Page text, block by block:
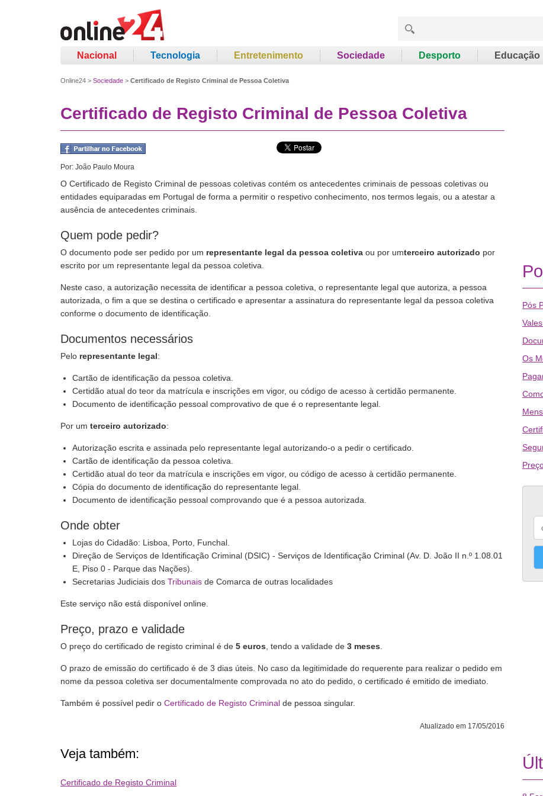
Nacional Tecnologia Entretenimento Sociedade Desporto Educação
Online24 > Sociedade > Certificado de Registo Criminal de Pessoa Coletiva
Certificado de Registo Criminal de Pessoa Coletiva
Por: João Paulo Moura
O Certificado de Registo Criminal de pessoas coletivas contém os antecedentes criminais de pessoas coletivas ou
entidades equiparadas em Portugal de forma a permitir o respetivo conhecimento, nos termos legais, ou a atestar a
ausência de antecedentes criminais.
Quem pode pedir?
O documento pode ser pedido por um representante legal da pessoa coletiva ou por umterceiro autorizado por
escrito por um representante legal da pessoa coletiva.
Neste caso, a autorização necessita de identificar a pessoa coletiva, o representante legal que autoriza, a pessoa
autorizada, o fim a que se destina o certificado e apresentar a assinatura do representante legal da pessoa coletiva
conforme o documento de identificação.
Documentos necessários
Pelo representante legal:
Cartão de identificação da pessoa coletiva.
Certidão atual do teor da matrícula e inscrições em vigor, ou código de acesso à certidão permanente.
Documento de identificação pessoal comprovativo de que é o representante legal.
Por um terceiro autorizado:
Autorização escrita e assinada pelo representante legal autorizando-o a pedir o certificado.
Cartão de identificação da pessoa coletiva.
Certidão atual do teor da matrícula e inscrições em vigor, ou código de acesso à certidão permanente.
Cópia do documento de identificação do representante legal.
Documento de identificação pessoal comprovando que é a pessoa autorizada.
Onde obter
Lojas do Cidadão: Lisboa, Porto, Funchal.
Direção de Serviços de Identificação Criminal (DSIC) - Serviços de Identificação Criminal (Av. D. João II n.º 1.08.01
E, Piso 0 - Parque das Nações).
Secretarias Judiciais dos Tribunais de Comarca de outras localidades
Este serviço não está disponível online.
Preço, prazo e validade
O preço do certificado de registo criminal é de 5 euros , tendo a validade de 3 meses
O prazo de emissão do certificado é de 3 dias úteis. No caso da legitimidade do requerente para realizar o pedido em
nome da pessoa coletiva ser documentalmente comprovada no ato do pedido, o certificado é emitido de imediato.
Também é possível pedir o Certificado de Registo Criminal de pessoa singular.
Atualizado em 17/05/2016
Veja também:
Certificado de Registo Criminal
Pós
Os